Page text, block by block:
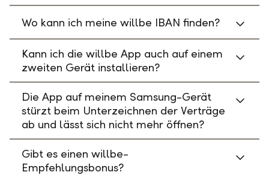
Wo kann ich meine willbe IBAN finden?
Kann ich die willbe App auch auf einem
zweiten Gerät installieren?
Die App auf meinem Samsung-Gerät
stürzt beim Unterzeichnen der Verträge
ab und lässt sich nicht mehr öffnen?
Gibt es einen willbe-
Empfehlungsbonus?